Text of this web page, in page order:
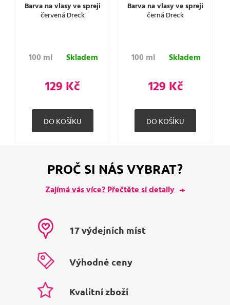
Barva na vlasy ve spreji
červená Dreck
100 ml Skladem
129 Kč
Barva na vlasy ve spreji
černá Dreck
100 ml Skladem
129 Kč
PROČ SI NÁS VYBRAT?
Zajímá vás více? Přečtěte si detaily
17 výdejních míst
Výhodné ceny
Kvalitní zboží